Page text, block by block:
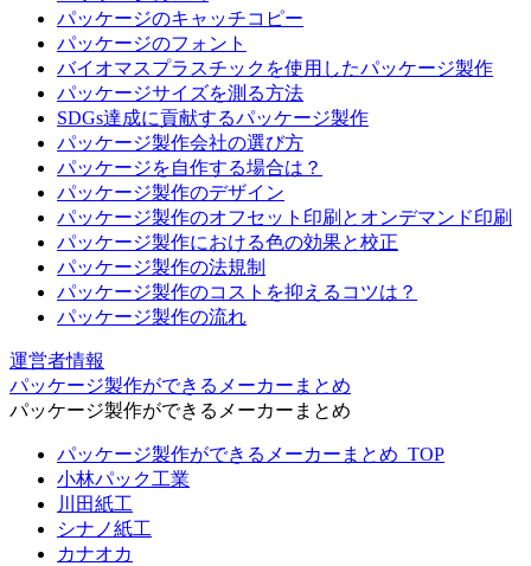
パッケージのキャッチコピー
パッケージのフォント
バイオマスプラスチックを使用したパッケージ製作
パッケージサイズを測る方法
SDGs達成に貢献するパッケージ製作
パッケージ製作会社の選び方
パッケージを自作する場合は？
パッケージ製作のデザイン
パッケージ製作のオフセット印刷とオンデマンド印刷
パッケージ製作における色の効果と校正
パッケージ製作の法規制
パッケージ製作のコストを抑えるコツは？
パッケージ製作の流れ
運営者情報
パッケージ製作ができるメーカーまとめ
パッケージ製作ができるメーカーまとめ
パッケージ製作ができるメーカーまとめ_TOP
小林パック工業
川田紙工
シナノ紙工
カナオカ